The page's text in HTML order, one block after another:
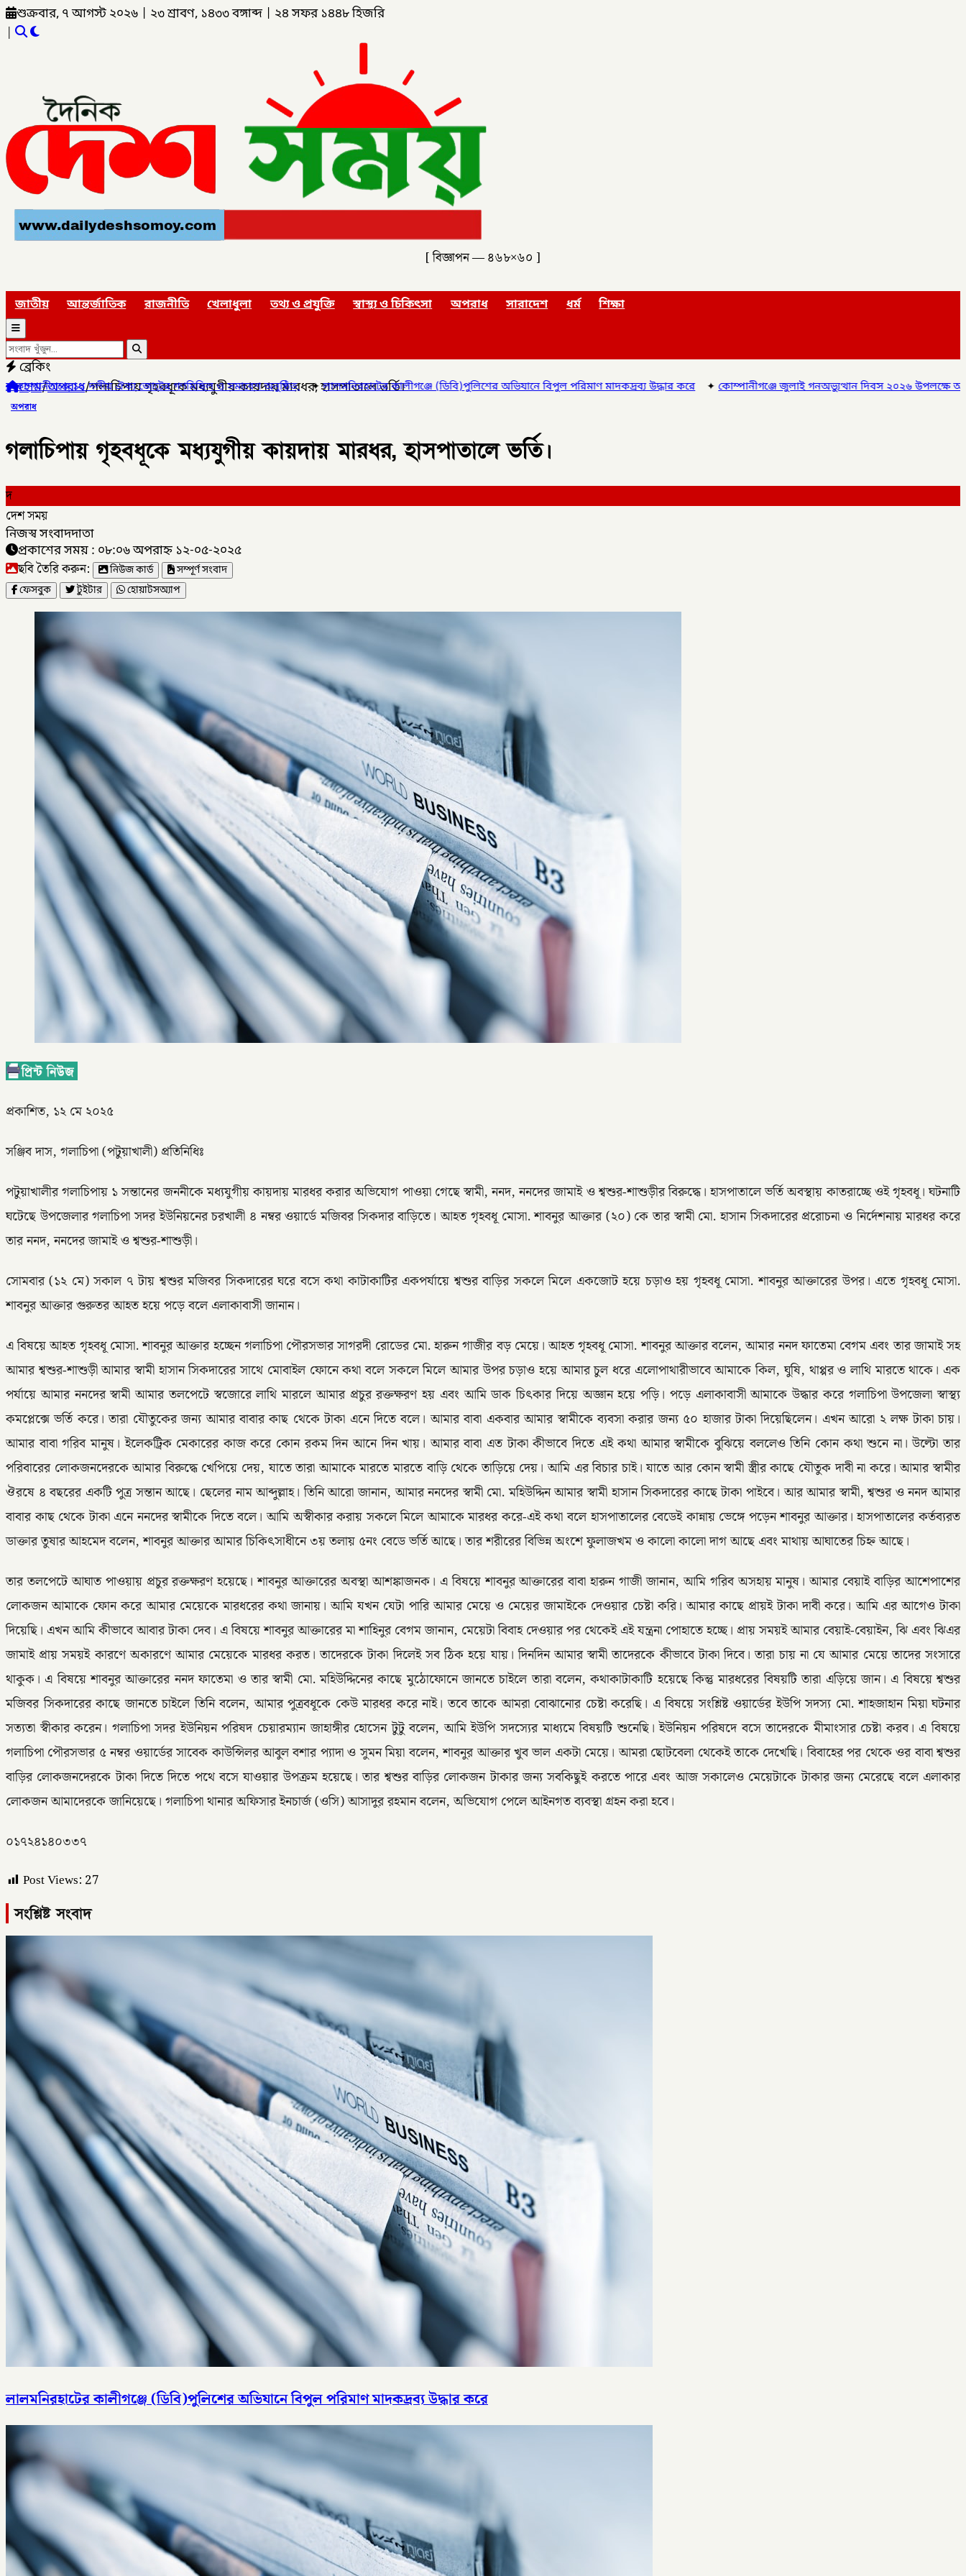
শুক্রবার, ৭ আগস্ট ২০২৬ ২৩ শ্রাবণ, ১৪৩৩ বঙ্গাব্দ ২৪ সফর ১৪৪৮ হিজরি
|
[ বিজ্ঞাপন — ৪৬৮×৬০ ]
জাতীয় আন্তর্জাতিক রাজনীতি খেলাধুলা তথ্য ও প্রযুক্তি স্বাস্থ্য ও চিকিৎসা অপরাধ সারাদেশ ধর্ম শিক্ষা
ব্রেকিং
ও সমাবেশ অনুষ্ঠিত,✦লালমনিরহাটের কালীগঞ্জে (ডিবি)পুলিশের অভিযানে বিপুল পরিমাণ মাদকদ্রব্য উদ্ধার করে✦কোম্পানীগঞ্জে জুলাই গনঅভ্যুত্থান দিবস ২০২৬ উপলক্ষে আলোচনা সভা ও বিশেষ মোনাজাত,✦
হোম/অপরাধ/গলাচিপায় গৃহবধূকে মধ্যযুগীয় কায়দায় মারধর, হাসপাতালে ভর্তি।
অপরাধ
গলাচিপায় গৃহবধূকে মধ্যযুগীয় কায়দায় মারধর, হাসপাতালে ভর্তি।
দ
দেশ সময়
নিজস্ব সংবাদদাতা
প্রকাশের সময় : ০৮:০৬ অপরাহ্ন ১২-০৫-২০২৫
ছবি তৈরি করুন: নিউজ কার্ড
সম্পূর্ণ সংবাদ
ফেসবুক
টুইটার হোয়াটসঅ্যাপ
প্রকাশিত, ১২ মে ২০২৫
সঞ্জিব দাস, গলাচিপা (পটুয়াখালী) প্রতিনিধিঃ
পটুয়াখালীর গলাচিপায় ১ সন্তানের জননীকে মধ্যযুগীয় কায়দায় মারধর করার অভিযোগ পাওয়া গেছে স্বামী, ননদ, ননদের জামাই ও শ্বশুর-শাশুড়ীর বিরুদ্ধে। হাসপাতালে ভর্তি অবস্থায় কাতরাচ্ছে ওই গৃহবধূ। ঘটনাটি
ঘটেছে উপজেলার গলাচিপা সদর ইউনিয়নের চরখালী ৪ নম্বর ওয়ার্ডে মজিবর সিকদার বাড়িতে। আহত গৃহবধূ মোসা. শাবনুর আক্তার (২০) কে তার স্বামী মো. হাসান সিকদারের প্ররোচনা ও নির্দেশনায় মারধর করে
তার ননদ, ননদের জামাই ও শ্বশুর-শাশুড়ী।
সোমবার (১২ মে) সকাল ৭ টায় শ্বশুর মজিবর সিকদারের ঘরে বসে কথা কাটাকাটির একপর্যায়ে শ্বশুর বাড়ির সকলে মিলে একজোট হয়ে চড়াও হয় গৃহবধূ মোসা. শাবনুর আক্তারের উপর। এতে গৃহবধূ মোসা.
শাবনুর আক্তার গুরুতর আহত হয়ে পড়ে বলে এলাকাবাসী জানান।
এ বিষয়ে আহত গৃহবধূ মোসা. শাবনুর আক্তার হচ্ছেন গলাচিপা পৌরসভার সাগরদী রোডের মো. হারুন গাজীর বড় মেয়ে। আহত গৃহবধূ মোসা. শাবনুর আক্তার বলেন, আমার ননদ ফাতেমা বেগম এবং তার জামাই সহ
আমার শ্বশুর-শাশুড়ী আমার স্বামী হাসান সিকদারের সাথে মোবাইল ফোনে কথা বলে সকলে মিলে আমার উপর চড়াও হয়ে আমার চুল ধরে এলোপাথারীভাবে আমাকে কিল, ঘুষি, থাপ্পর ও লাথি মারতে থাকে। এক
পর্যায়ে আমার ননদের স্বামী আমার তলপেটে স্বজোরে লাথি মারলে আমার প্রচুর রক্তক্ষরণ হয় এবং আমি ডাক চিৎকার দিয়ে অজ্ঞান হয়ে পড়ি। পড়ে এলাকাবাসী আমাকে উদ্ধার করে গলাচিপা উপজেলা স্বাস্থ্য
কমপ্লেক্সে ভর্তি করে। তারা যৌতুকের জন্য আমার বাবার কাছ থেকে টাকা এনে দিতে বলে। আমার বাবা একবার আমার স্বামীকে ব্যবসা করার জন্য ৫০ হাজার টাকা দিয়েছিলেন। এখন আরো ২ লক্ষ টাকা চায়।
আমার বাবা গরিব মানুষ। ইলেকট্রিক মেকারের কাজ করে কোন রকম দিন আনে দিন খায়। আমার বাবা এত টাকা কীভাবে দিতে এই কথা আমার স্বামীকে বুঝিয়ে বললেও তিনি কোন কথা শুনে না। উল্টো তার
পরিবারের লোকজনদেরকে আমার বিরুদ্ধে খেপিয়ে দেয়, যাতে তারা আমাকে মারতে মারতে বাড়ি থেকে তাড়িয়ে দেয়। আমি এর বিচার চাই। যাতে আর কোন স্বামী স্ত্রীর কাছে যৌতুক দাবী না করে। আমার স্বামীর
ঔরষে ৪ বছরের একটি পুত্র সন্তান আছে। ছেলের নাম আব্দুল্লাহ। তিনি আরো জানান, আমার ননদের স্বামী মো. মহিউদ্দিন আমার স্বামী হাসান সিকদারের কাছে টাকা পাইবে। আর আমার স্বামী, শ্বশুর ও ননদ আমার
বাবার কাছ থেকে টাকা এনে ননদের স্বামীকে দিতে বলে। আমি অস্বীকার করায় সকলে মিলে আমাকে মারধর করে-এই কথা বলে হাসপাতালের বেডেই কান্নায় ভেঙ্গে পড়েন শাবনুর আক্তার। হাসপাতালের কর্তব্যরত
ডাক্তার তুষার আহমেদ বলেন, শাবনুর আক্তার আমার চিকিৎসাধীনে ৩য় তলায় ৫নং বেডে ভর্তি আছে। তার শরীরের বিভিন্ন অংশে ফুলাজখম ও কালো কালো দাগ আছে এবং মাথায় আঘাতের চিহ্ন আছে।
তার তলপেটে আঘাত পাওয়ায় প্রচুর রক্তক্ষরণ হয়েছে। শাবনুর আক্তারের অবস্থা আশঙ্কাজনক। এ বিষয়ে শাবনুর আক্তারের বাবা হারুন গাজী জানান, আমি গরিব অসহায় মানুষ। আমার বেয়াই বাড়ির আশেপাশের
লোকজন আমাকে ফোন করে আমার মেয়েকে মারধরের কথা জানায়। আমি যখন যেটা পারি আমার মেয়ে ও মেয়ের জামাইকে দেওয়ার চেষ্টা করি। আমার কাছে প্রায়ই টাকা দাবী করে। আমি এর আগেও টাকা
দিয়েছি। এখন আমি কীভাবে আবার টাকা দেব। এ বিষয়ে শাবনুর আক্তারের মা শাহিনুর বেগম জানান, মেয়েটা বিবাহ দেওয়ার পর থেকেই এই যন্ত্রনা পোহাতে হচ্ছে। প্রায় সময়ই আমার বেয়াই-বেয়াইন, ঝি এবং ঝিএর
জামাই প্রায় সময়ই কারণে অকারণে আমার মেয়েকে মারধর করত। তাদেরকে টাকা দিলেই সব ঠিক হয়ে যায়। দিনদিন আমার স্বামী তাদেরকে কীভাবে টাকা দিবে। তারা চায় না যে আমার মেয়ে তাদের সংসারে
থাকুক। এ বিষয়ে শাবনুর আক্তারের ননদ ফাতেমা ও তার স্বামী মো. মহিউদ্দিনের কাছে মুঠোফোনে জানতে চাইলে তারা বলেন, কথাকাটাকাটি হয়েছে কিন্তু মারধরের বিষয়টি তারা এড়িয়ে জান। এ বিষয়ে শ্বশুর
মজিবর সিকদারের কাছে জানতে চাইলে তিনি বলেন, আমার পুত্রবধূকে কেউ মারধর করে নাই। তবে তাকে আমরা বোঝানোর চেষ্টা করেছি। এ বিষয়ে সংশ্লিষ্ট ওয়ার্ডের ইউপি সদস্য মো. শাহজাহান মিয়া ঘটনার
সত্যতা স্বীকার করেন। গলাচিপা সদর ইউনিয়ন পরিষদ চেয়ারম্যান জাহাঙ্গীর হোসেন টুটু বলেন, আমি ইউপি সদস্যের মাধ্যমে বিষয়টি শুনেছি। ইউনিয়ন পরিষদে বসে তাদেরকে মীমাংসার চেষ্টা করব। এ বিষয়ে
গলাচিপা পৌরসভার ৫ নম্বর ওয়ার্ডের সাবেক কাউন্সিলর আবুল বশার প্যাদা ও সুমন মিয়া বলেন, শাবনুর আক্তার খুব ভাল একটা মেয়ে। আমরা ছোটবেলা থেকেই তাকে দেখেছি। বিবাহের পর থেকে ওর বাবা শ্বশুর
বাড়ির লোকজনদেরকে টাকা দিতে দিতে পথে বসে যাওয়ার উপক্রম হয়েছে। তার শ্বশুর বাড়ির লোকজন টাকার জন্য সবকিছুই করতে পারে এবং আজ সকালেও মেয়েটাকে টাকার জন্য মেরেছে বলে এলাকার
লোকজন আমাদেরকে জানিয়েছে। গলাচিপা থানার অফিসার ইনচার্জ (ওসি) আসাদুর রহমান বলেন, অভিযোগ পেলে আইনগত ব্যবস্থা গ্রহন করা হবে।
০১৭২৪১৪০৩৩৭
Post Views: 27
সংশ্লিষ্ট সংবাদ
লালমনিরহাটের কালীগঞ্জে (ডিবি)পুলিশের অভিযানে বিপুল পরিমাণ মাদকদ্রব্য উদ্ধার করে